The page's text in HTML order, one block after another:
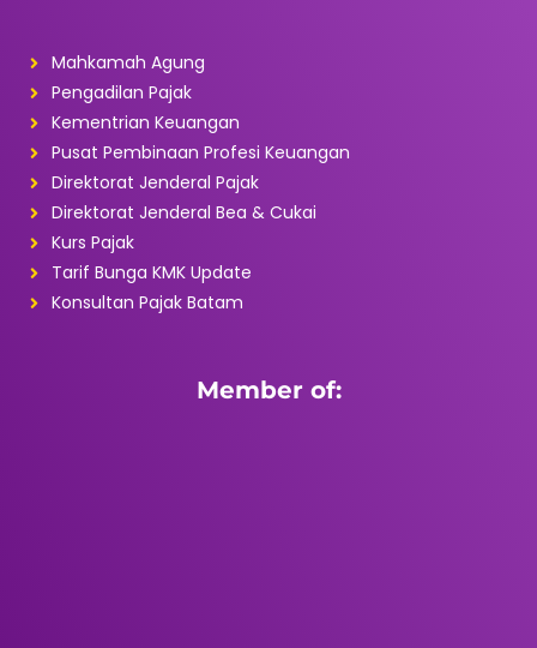
Mahkamah Agung
Pengadilan Pajak
Kementrian Keuangan
Pusat Pembinaan Profesi Keuangan
Direktorat Jenderal Pajak
Direktorat Jenderal Bea & Cukai
Kurs Pajak
Tarif Bunga KMK Update
Konsultan Pajak Batam
Member of: